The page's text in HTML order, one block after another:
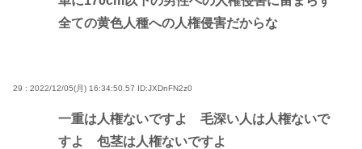
全ての黄色人種への人権侵害だからな
29 : 2022/12/05(月) 16:34:50.57 ID:JXDnFN2z0
一重は人権ないですよ 毛深い人は人権ないで
すよ 包茎は人権ないですよ